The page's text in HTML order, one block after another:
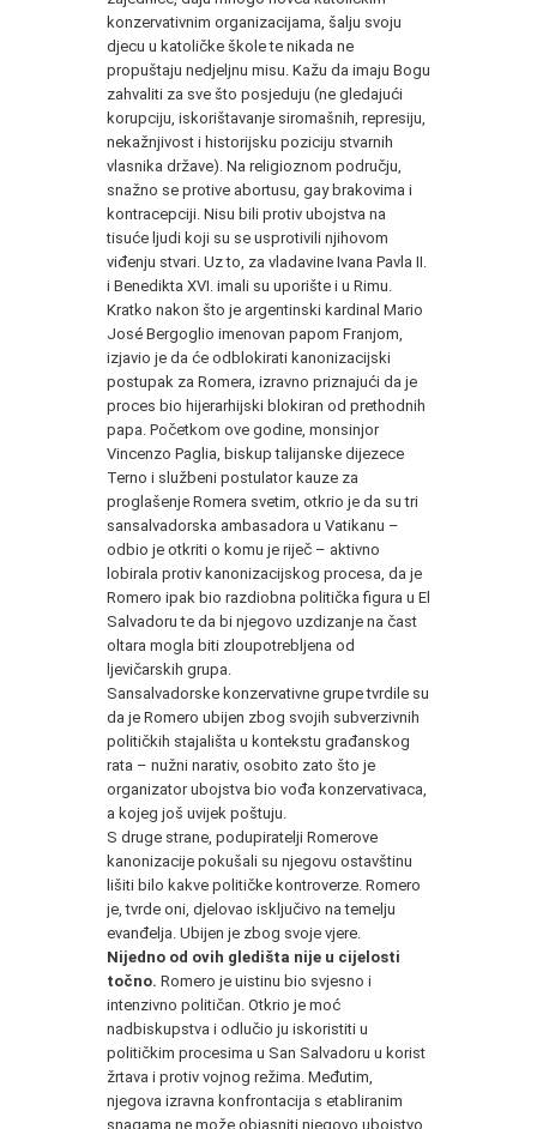
konzervativnim organizacijama, šalju svoju
djecu u katoličke škole te nikada ne
propuštaju nedjeljnu misu. Kažu da imaju Bogu
zahvaliti za sve što posjeduju (ne gledajući
korupciju, iskorištavanje siromašnih, represiju,
nekažnjivost i historijsku poziciju stvarnih
vlasnika države). Na religioznom području,
snažno se protive abortusu, gay brakovima i
kontracepciji. Nisu bili protiv ubojstva na
tisuće ljudi koji su se usprotivili njihovom
viđenju stvari. Uz to, za vladavine Ivana Pavla II.
i Benedikta XVI. imali su uporište i u Rimu.
Kratko nakon što je argentinski kardinal Mario
José Bergoglio imenovan papom Franjom,
izjavio je da će odblokirati kanonizacijski
postupak za Romera, izravno priznajući da je
proces bio hijerarhijski blokiran od prethodnih
papa. Početkom ove godine, monsinjor
Vincenzo Paglia, biskup talijanske dijezece
Terno i službeni postulator kauze za
proglašenje Romera svetim, otkrio je da su tri
sansalvadorska ambasadora u Vatikanu –
odbio je otkriti o komu je riječ – aktivno
lobirala protiv kanonizacijskog procesa, da je
Romero ipak bio razdiobna politička figura u El
Salvadoru te da bi njegovo uzdizanje na čast
oltara mogla biti zloupotrebljena od
ljevičarskih grupa.
Sansalvadorske konzervativne grupe tvrdile su
da je Romero ubijen zbog svojih subverzivnih
političkih stajališta u kontekstu građanskog
rata – nužni narativ, osobito zato što je
organizator ubojstva bio vođa konzervativaca,
a kojeg još uvijek poštuju.
S druge strane, podupiratelji Romerove
kanonizacije pokušali su njegovu ostavštinu
lišiti bilo kakve političke kontroverze. Romero
je, tvrde oni, djelovao isključivo na temelju
evanđelja. Ubijen je zbog svoje vjere.
Nijedno od ovih gledišta nije u cijelosti
točno. Romero je uistinu bio svjesno i
intenzivno političan. Otkrio je moć
nadbiskupstva i odlučio ju iskoristiti u
političkim procesima u San Salvadoru u korist
žrtava i protiv vojnog režima. Međutim,
njegova izravna konfrontacija s etabliranim
snagama ne može objasniti njegovo ubojstvo.